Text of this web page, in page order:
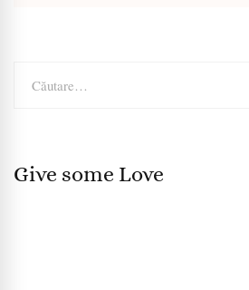
după:
Give some Love